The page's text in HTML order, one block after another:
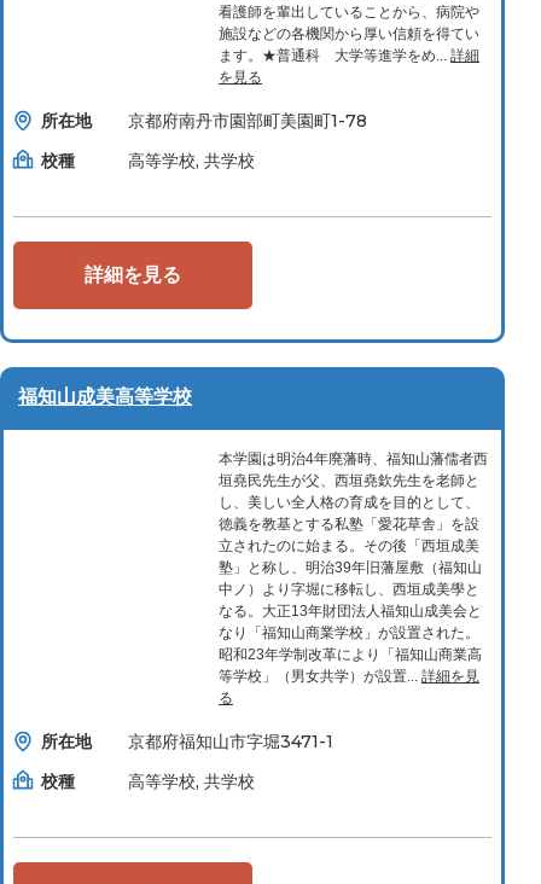
看護師を輩出していることから、病院や
施設などの各機関から厚い信頼を得てい
ます。★普通科 大学等進学をめ... 詳細
を見る
所在地
京都府南丹市園部町美園町1-78
校種
高等学校, 共学校
詳細を見る
福知山成美高等学校
本学園は明治4年廃藩時、福知山藩儒者西
垣堯民先生が父、西垣堯欽先生を老師と
し、美しい全人格の育成を目的として、
徳義を教基とする私塾「愛花草舎」を設
立されたのに始まる。その後「西垣成美
塾」と称し、明治39年旧藩屋敷（福知山
中ノ）より字堀に移転し、西垣成美學と
なる。大正13年財団法人福知山成美会と
なり「福知山商業学校」が設置された。
昭和23年学制改革により「福知山商業高
等学校」（男女共学）が設置... 詳細を見
る
所在地
京都府福知山市字堀3471-1
校種
高等学校, 共学校